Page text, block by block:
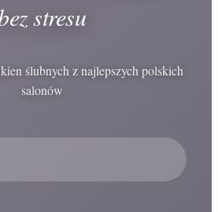
stresu
ślubnych z najlepszych polskich
salonów